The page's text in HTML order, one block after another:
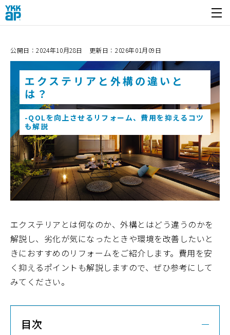
開く
公開日：2024年10月28日 更新日：2026年01月09日
エクステリアと外構の違いと
は？
-QOLを向上させるリフォーム、費用を抑えるコツ
も解説
エクステリアとは何なのか、外構とはどう違うのかを
解説し、劣化が気になったときや環境を改善したいと
きにおすすめのリフォームをご紹介します。費用を安
く抑えるポイントも解説しますので、ぜひ参考にして
みてください。
目次